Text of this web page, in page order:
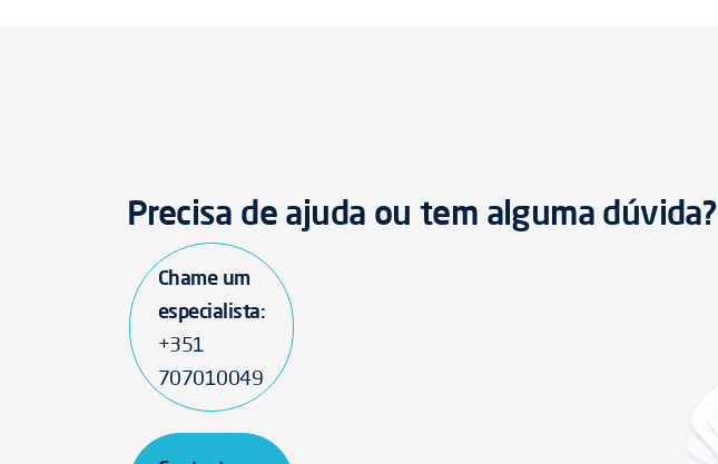
Precisa de ajuda ou tem alguma dúvida?
Chame um
especialista:
+351
707010049